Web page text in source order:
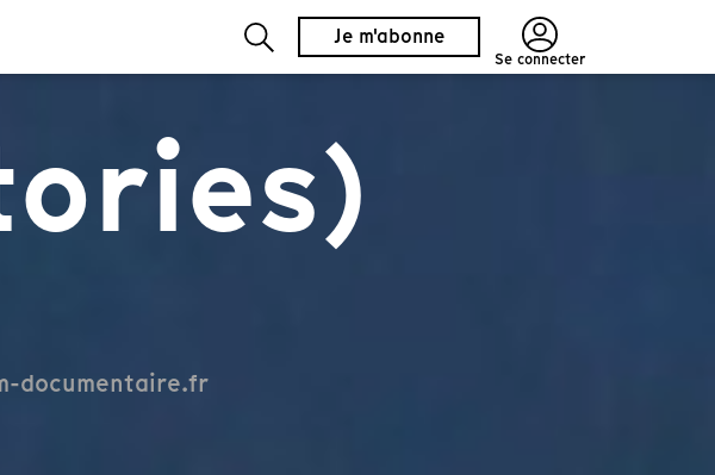
Je m'abonne
Se connecter
documentaire.fr